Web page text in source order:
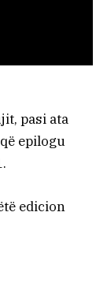
pasi ata
epilogu
edicion